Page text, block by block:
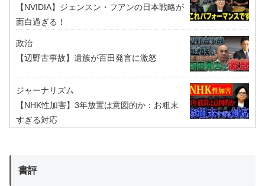
【NVIDIA】ジェンスン・フアンの日本戦略が
面白過ぎる！
政治
【辺野古事故】遺族が百田発言に激怒
ジャーナリズム
【NHK性加害】3年放置は意図的か：お粗末
すぎる対応
書評